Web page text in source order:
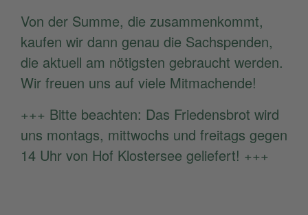
Von der Summe, die zusammenkommt,
kaufen wir dann genau die Sachspenden,
die aktuell am nötigsten gebraucht werden.
Wir freuen uns auf viele Mitmachende!
+++ Bitte beachten: Das Friedensbrot wird
uns montags, mittwochs und freitags gegen
14 Uhr von Hof Klostersee geliefert! +++